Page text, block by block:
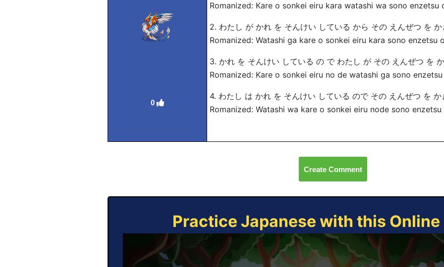
0
Romanized: Kare o sonkei eiru kara watashi wa sono enzetsu
2. わたし が かれ を そんけい している から その えんぜつ を
Romanized: Watashi ga kare o sonkei eiru kara sono enzetsu
3. かれ を そんけい している の で わたし が その えんぜつ を
Romanized: Kare o sonkei eiru no de watashi ga sono
4. わたし は かれ を そんけい している ので その えんぜつ を か
Romanized: Watashi wa kare o sonkei eiru node sono
Create Comment
Practice Japanese with this Online